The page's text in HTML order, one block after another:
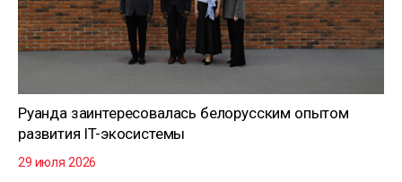
Руанда заинтересовалась белорусским опытом
развития IT-экосистемы
29 июля 2026